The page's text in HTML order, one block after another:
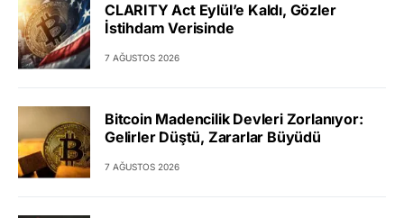
CLARITY Act Eylül’e Kaldı, Gözler
İstihdam Verisinde
7 AĞUSTOS 2026
Bitcoin Madencilik Devleri Zorlanıyor:
Gelirler Düştü, Zararlar Büyüdü
7 AĞUSTOS 2026